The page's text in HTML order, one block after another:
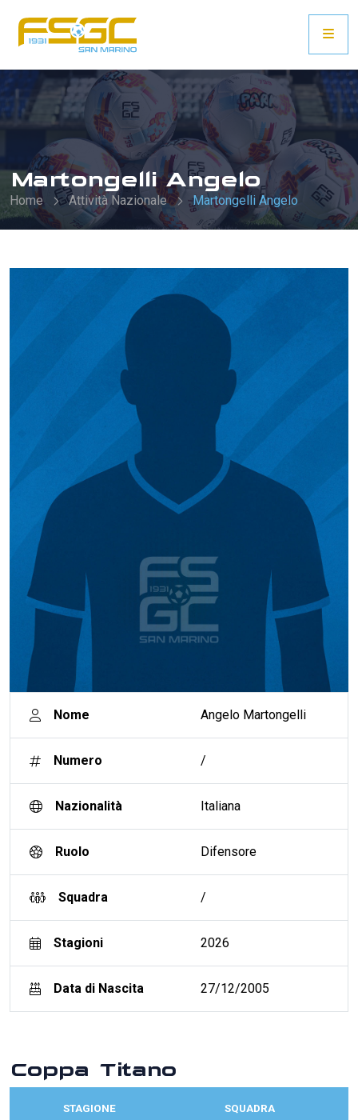
Martongelli Angelo
Home Attività Nazionale Martongelli Angelo
Nome Angelo Martongelli
Numero /
Nazionalità Italiana
Ruolo Difensore
Squadra /
Stagioni 2026
Data di Nascita 27/12/2005
Coppa Titano
STAGIONE SQUADRA